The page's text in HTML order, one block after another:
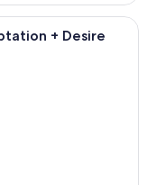
de hotel moderna
+ Desire